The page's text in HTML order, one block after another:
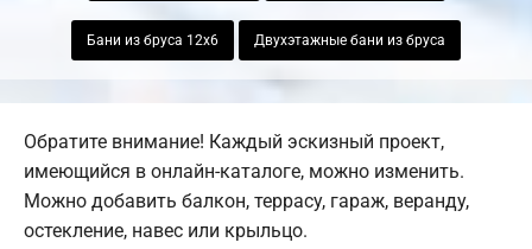
Бани из бруса 12х6 Двухэтажные бани из бруса
Обратите внимание! Каждый эскизный проект,
имеющийся в онлайн-каталоге, можно изменить.
Можно добавить балкон, террасу, гараж, веранду,
остекление, навес или крыльцо.